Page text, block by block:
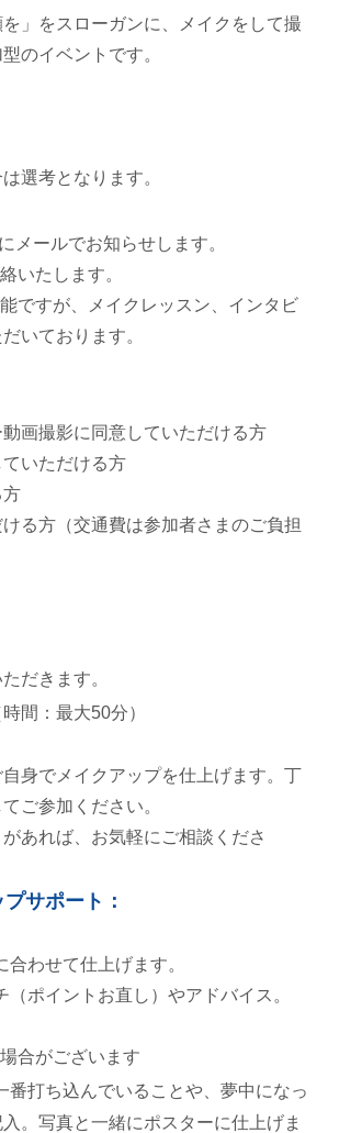
」をスローガンに、メイクをして撮
のイベントです。
選考となります。
メールでお知らせします。
いたします。
ですが、メイクレッスン、インタビ
いております。
画撮影に同意していただける方
ていただける方
方
る方（交通費は参加者さまのご負担
だきます。
時間：最大50分）
身でメイクアップを仕上げます。丁
ご参加ください。
あれば、お気軽にご相談くださ
サポート：
わせて仕上げます。
ポイントお直し）やアドバイス。
合がございます
番打ち込んでいることや、夢中になっ
。写真と一緒にポスターに仕上げま